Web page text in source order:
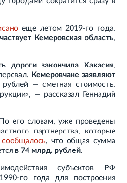
еще летом 2019-го года.
Кемеровская область,
дороги закончила Хакасия,
Кемеровчане заявляют
— сметная стоимость.
— рассказал Геннадий
его словам, уже проведены
партнерства, которые
сообщалось, что общая сумма
в 74 млрд. рублей.
субъектов РФ
го года для построения